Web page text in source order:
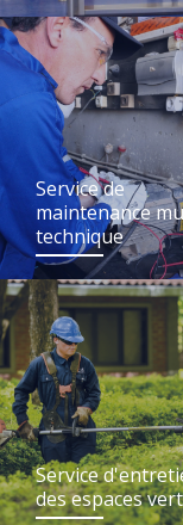
Service de
maintenance
technique
Service
des espaces